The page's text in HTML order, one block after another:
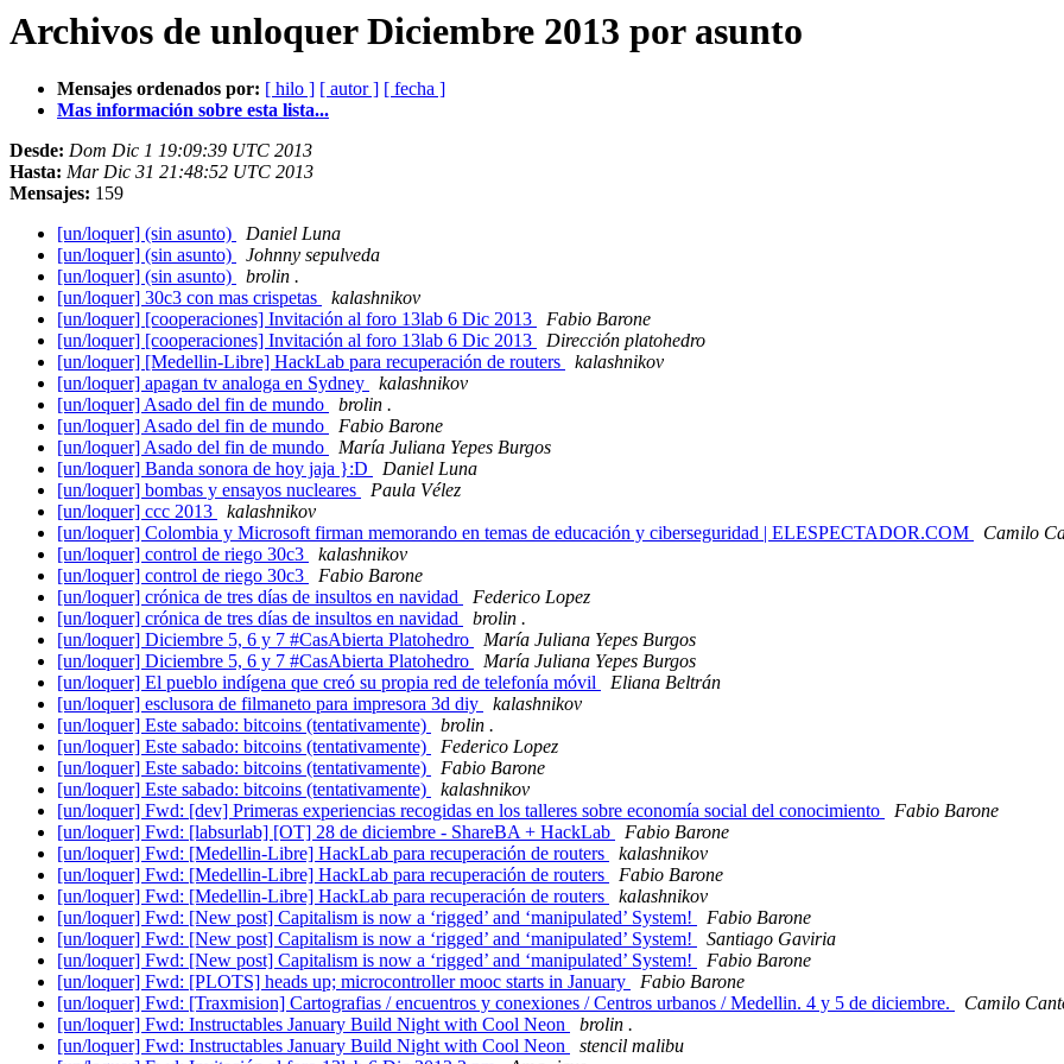
Archivos de unloquer Diciembre 2013 por asunto
Mensajes ordenados por: [ hilo ] [ autor ] [ fecha ]
Mas información sobre esta lista...
Desde: Dom Dic 1 19:09:39 UTC 2013
Hasta: Mar Dic 31 21:48:52 UTC 2013
Mensajes: 159
[un/loquer] (sin asunto)
Daniel Luna
[un/loquer] (sin asunto)
Johnny sepulveda
[un/loquer] (sin asunto)
brolin .
[un/loquer] 30c3 con mas crispetas
kalashnikov
[un/loquer] [cooperaciones] Invitación al foro 13lab 6 Dic 2013
Fabio Barone
[un/loquer] [cooperaciones] Invitación al foro 13lab 6 Dic 2013
Dirección platohedro
[un/loquer] [Medellin-Libre] HackLab para recuperación de routers
kalashnikov
[un/loquer] apagan tv analoga en Sydney
kalashnikov
[un/loquer] Asado del fin de mundo
brolin .
[un/loquer] Asado del fin de mundo
Fabio Barone
[un/loquer] Asado del fin de mundo
María Juliana Yepes Burgos
[un/loquer] Banda sonora de hoy jaja }:D
Daniel Luna
[un/loquer] bombas y ensayos nucleares
Paula Vélez
[un/loquer] ccc 2013
kalashnikov
[un/loquer] Colombia y Microsoft firman memorando en temas de educación y ciberseguridad | ELESPECTADOR.COM
Camilo
[un/loquer] control de riego 30c3
kalashnikov
[un/loquer] control de riego 30c3
Fabio Barone
[un/loquer] crónica de tres días de insultos en navidad
Federico Lopez
[un/loquer] crónica de tres días de insultos en navidad
brolin .
[un/loquer] Diciembre 5, 6 y 7 #CasAbierta Platohedro
María Juliana Yepes Burgos
[un/loquer] Diciembre 5, 6 y 7 #CasAbierta Platohedro
María Juliana Yepes Burgos
[un/loquer] El pueblo indígena que creó su propia red de telefonía móvil
Eliana Beltrán
[un/loquer] esclusora de filmaneto para impresora 3d diy
kalashnikov
[un/loquer] Este sabado: bitcoins (tentativamente)
brolin .
[un/loquer] Este sabado: bitcoins (tentativamente)
Federico Lopez
[un/loquer] Este sabado: bitcoins (tentativamente)
Fabio Barone
[un/loquer] Este sabado: bitcoins (tentativamente)
kalashnikov
[un/loquer] Fwd: [dev] Primeras experiencias recogidas en los talleres sobre economía social del conocimiento
Fabio Barone
[un/loquer] Fwd: [labsurlab] [OT] 28 de diciembre - ShareBA + HackLab
Fabio Barone
[un/loquer] Fwd: [Medellin-Libre] HackLab para recuperación de routers
kalashnikov
[un/loquer] Fwd: [Medellin-Libre] HackLab para recuperación de routers
Fabio Barone
[un/loquer] Fwd: [Medellin-Libre] HackLab para recuperación de routers
kalashnikov
[un/loquer] Fwd: [New post] Capitalism is now a ‘rigged’ and ‘manipulated’ System!
Fabio Barone
[un/loquer] Fwd: [New post] Capitalism is now a ‘rigged’ and ‘manipulated’ System!
Santiago Gaviria
[un/loquer] Fwd: [New post] Capitalism is now a ‘rigged’ and ‘manipulated’ System!
Fabio Barone
[un/loquer] Fwd: [PLOTS] heads up; microcontroller mooc starts in January
Fabio Barone
[un/loquer] Fwd: [Traxmision] Cartografias / encuentros y conexiones / Centros urbanos / Medellin. 4 y 5 de diciembre.
Camilo
[un/loquer] Fwd: Instructables January Build Night with Cool Neon
brolin .
[un/loquer] Fwd: Instructables January Build Night with Cool Neon
stencil malibu